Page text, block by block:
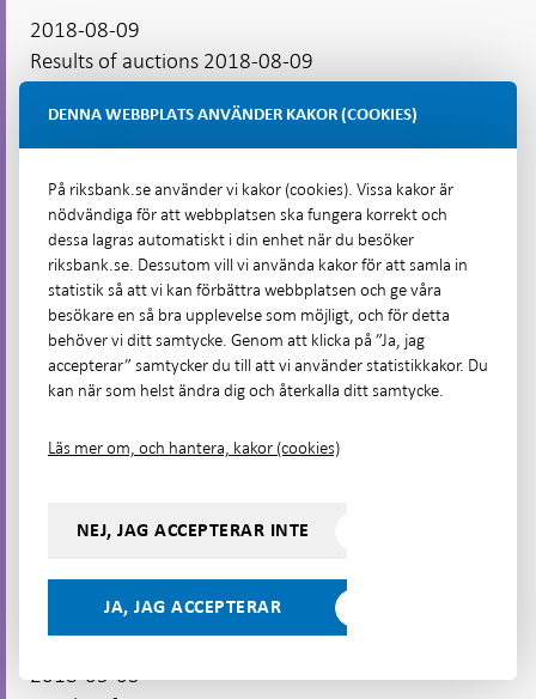
2018-08-09
Results of auctions 2018-08-09
2018-06-21
Results of auctions 2018-06-21
2018-06-14
Results of auctions 2018-06-14
2018-06-07
Results of auctions 2018-06-07
2018-05-25
Results of auctions 2018-05-24
2018-05-17
Results of auctions 2018-05-17
2018-05-03
DENNA WEBBPLATS ANVÄNDER KAKOR (COOKIES)
På riksbank.se använder vi kakor (cookies). Vissa kakor är
nödvändiga för att webbplatsen ska fungera korrekt och
dessa lagras automatiskt i din enhet när du besöker
riksbank.se. Dessutom vill vi använda kakor för att samla in
statistik så att vi kan förbättra webbplatsen och ge våra
besökare en så bra upplevelse som möjligt, och för detta
behöver vi ditt samtycke. Genom att klicka på ”Ja, jag
accepterar” samtycker du till att vi använder statistikkakor. Du
kan när som helst ändra dig och återkalla ditt samtycke.
Läs mer om, och hantera, kakor (cookies)
NEJ, JAG ACCEPTERAR INTE
JA, JAG ACCEPTERAR